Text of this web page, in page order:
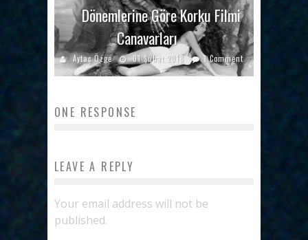
Dönemlerine Göre Korku Filmi
Canavarları
Aytaç Özge 01 Şubat 2018 1 Comment
ONE RESPONSE
LEAVE A REPLY
Your email address will not be
published.